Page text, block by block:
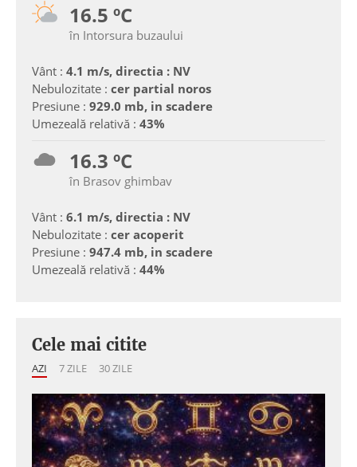
16.5 ºC
în Intorsura buzaului
Vânt : 4.1 m/s, directia : NV
Nebulozitate : cer partial noros
Presiune : 929.0 mb, in scadere
Umezeală relativă : 43%
16.3 ºC
în Brasov ghimbav
Vânt : 6.1 m/s, directia : NV
Nebulozitate : cer acoperit
Presiune : 947.4 mb, in scadere
Umezeală relativă : 44%
Cele mai citite
AZI 7 ZILE 30 ZILE